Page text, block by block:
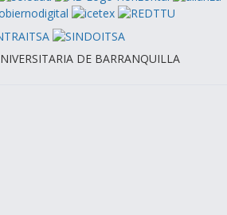
DE BARRANQUILLA